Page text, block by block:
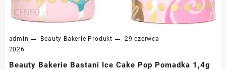
admin Beauty Bakerie Produkt
29 czerwca
2026
Beauty Bakerie Bastani Ice Cake Pop Pomadka 1,4g